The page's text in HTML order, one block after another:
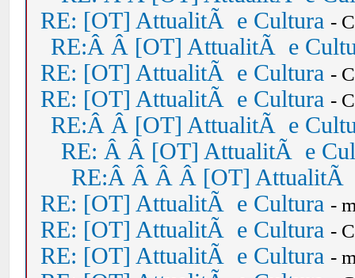
RE: [OT] AttualitÃ e Cultura -
RE:Â Â [OT] AttualitÃ e
RE: [OT] AttualitÃ e Cultura -
RE: [OT] AttualitÃ e Cultura -
RE:Â Â [OT] AttualitÃ e
RE: Â Â [OT] AttualitÃ e
RE:Â Â Â Â [OT] AttualitÃ
RE: [OT] AttualitÃ e Cultura -
RE: [OT] AttualitÃ e Cultura -
RE: [OT] AttualitÃ e Cultura -